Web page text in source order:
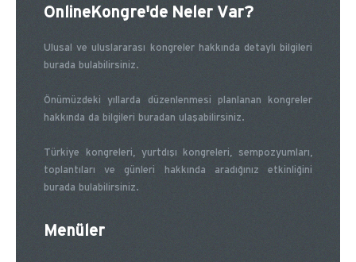
OnlineKongre'de Neler Var?
Ulusal ve uluslararası kongreler hakkında detaylı bilgileri
burada bulabilirsiniz.
Önümüzdeki yıllarda düzenlenmesi planlanan kongreler
hakkında da bilgileri buradan ulaşabilirsiniz.
Türkiye kongreleri, yurtdışı kongreleri, sempozyumları,
toplantıları ve günleri hakkında aradığınız etkinliğini
burada bulabilirsiniz.
Menüler